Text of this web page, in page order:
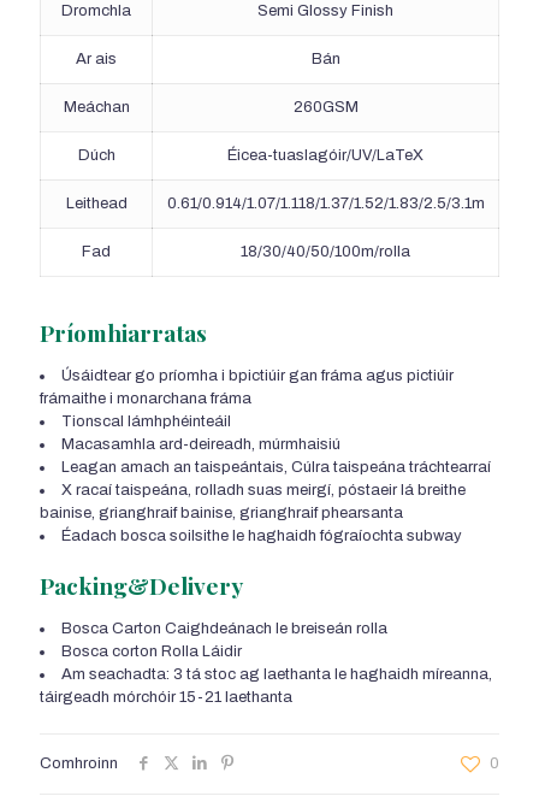
Dromchla Semi Glossy Finish
Ar ais Bán
Meáchan 260GSM
Dúch Éicea-tuaslagóir/UV/LaTeX
Leithead 0.61/0.914/1.07/1.118/1.37/1.52/1.83/2.5/3.1m
Fad 18/30/40/50/100m/rolla
Príomhiarratas
Úsáidtear go príomha i bpictiúir gan fráma agus pictiúir
frámaithe i monarchana fráma
Tionscal lámhphéinteáil
Macasamhla ard-deireadh, múrmhaisiú
Leagan amach an taispeántais, Cúlra taispeána tráchtearraí
X racaí taispeána, rolladh suas meirgí, póstaeir lá breithe
bainise, grianghraif bainise, grianghraif phearsanta
Éadach bosca soilsithe le haghaidh fógraíochta subway
Packing&Delivery
Bosca Carton Caighdeánach le breiseán rolla
Bosca corton Rolla Láidir
Am seachadta: 3 tá stoc ag laethanta le haghaidh míreanna,
táirgeadh mórchóir 15-21 laethanta
Comhroinn 0